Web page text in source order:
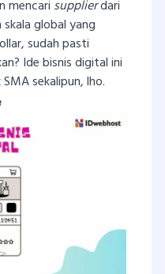
mencari supplierdari
global yang
sudah pasti
Ide bisnis digital ini
sekalipun, lho.